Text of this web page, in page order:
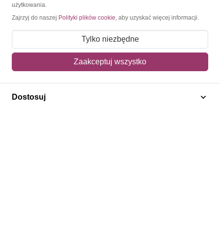
Mongolia 1965 Mi bl 10 Czyste **
12,50 zł
Dodaj do koszyka
użytkowania.
Zajrzyj do naszej Polityki plików cookie, aby uzyskać więcej informacji.
Tylko niezbędne
Zaakceptuj wszystko
Dostosuj